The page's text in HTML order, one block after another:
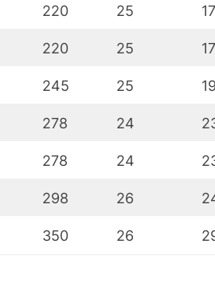
220 25
220 25
245 25
278 24
278 24
298 26
350 26